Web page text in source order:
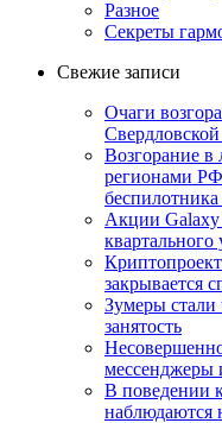
Разное
Секреты
Свежие записи
Очаги
Возгорание в
регионами
беспилотника
Акции Galaxy
закрывается
Зумеры
занятость
мессенджеры
В поведении
наблюдаются